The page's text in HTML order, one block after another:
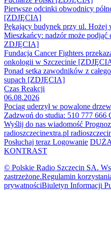
Pierwsze odcinki obwodnicy
[ZDJĘCIA]
Pękający budynek przy ul. Hożej
Mieszkańcy: nadzór może
ZDJĘCIA]
Fundacja Cancer Fighters
onkologii w Szczecinie
Ponad setka zawodników z
supach [ZDJĘCIA]
Czas Reakcji
06.08.2026
Pociąg uderzył w powalone
Zadzwoń do studia: 510 777 666
Wyślij do nas wiadomość
radioszczecinextra.pl
Posłuchaj teraz Logowanie
KONTRAST
© Polskie Radio Szczecin SA.
zastrzeżone.Regulamin
prywatnościBiuletyn Informacji